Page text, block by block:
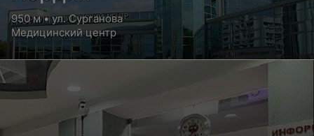
950 м • ул. Сурганова
Медицинский центр